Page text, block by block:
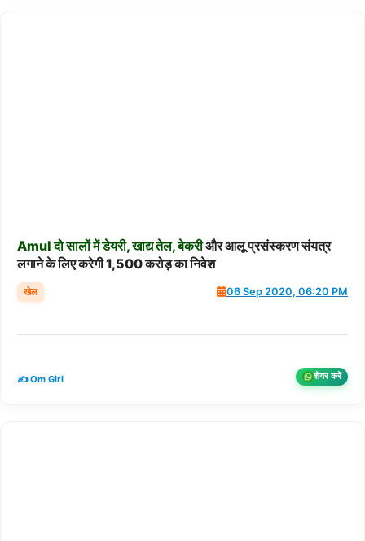
Amul दोसालोंमेंडेयरी,खाद्यतेल,बेकरीऔर आलू प्रसंस्करण संयत्र
लगाने के लिए करेगी 1,500 करोड़ का निवेश
खेल 06 Sep 2020, 06:20 PM
✍️ Om Giri शेयर करें